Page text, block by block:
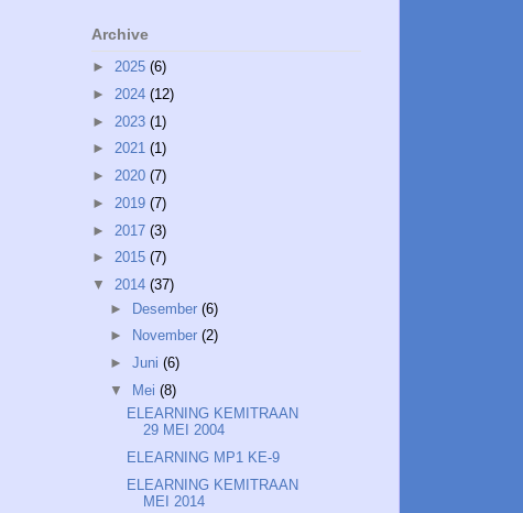
Archive
► 2025 (6)
► 2024 (12)
► 2023 (1)
► 2021 (1)
► 2020 (7)
► 2019 (7)
► 2017 (3)
► 2015 (7)
▼ 2014 (37)
► Desember (6)
►
November (2)
► Juni (6)
▼
Mei (8)
ELEARNING KEMITRAAN
29 MEI 2004
ELEARNING MP1 KE-9
ELEARNING KEMITRAAN
MEI 2014